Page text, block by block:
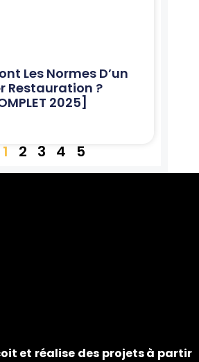
Les Normes D’un
Restauration ?
2025]
1 2 3 4 5
et réalise des projets à partir